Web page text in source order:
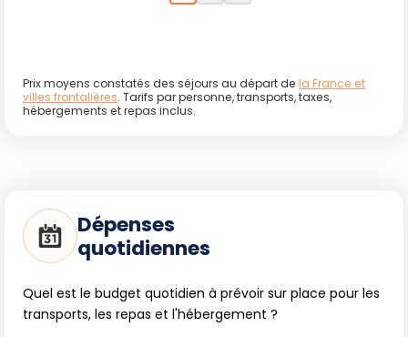
Voyager de façon responsable
indispensable de rester sur les sentiers balisés, d'éviter le
prélèvement de plantes ou de coquillages, de limiter le
bruit pour ne pas perturber la faune, et de gérer ses
déchets de manière responsable. Privilégier
l'accompagnement d'un guide local permet aussi de
contribuer à l'économie locale et de découvrir des
Prix moyens constatés des séjours au départ de la France et
villes frontalières. Tarifs par personne, transports, taxes,
hébergements et repas inclus.
Dépenses
quotidiennes
Quel est le budget quotidien à prévoir sur place pour les
transports, les repas et l'hébergement ?